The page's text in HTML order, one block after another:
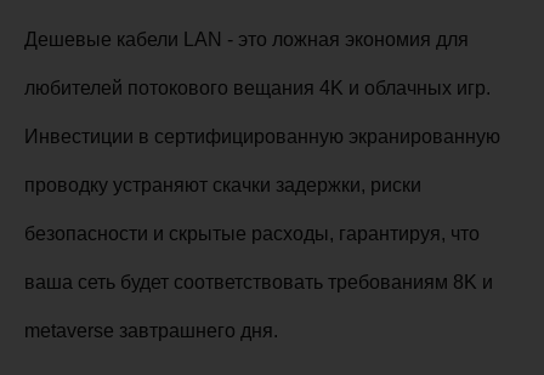
Дешевые кабели LAN - это ложная экономия для
любителей потокового вещания 4K и облачных игр.
Инвестиции в сертифицированную экранированную
проводку устраняют скачки задержки, риски
безопасности и скрытые расходы, гарантируя, что
ваша сеть будет соответствовать требованиям 8K и
metaverse завтрашнего дня.